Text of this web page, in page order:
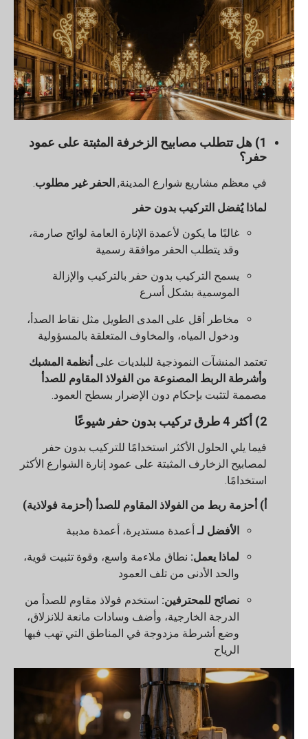
1) هل تتطلب مصابيح الزخرفة المثبتة على عمود
حفر؟
في معظم مشاريع شوارع المدينة,الحفر غير مطلوب.
لماذا يُفضل التركيب بدون حفر
غالبًا ما يكون لأعمدة الإنارة العامة لوائح صارمة،
وقد يتطلب الحفر موافقة رسمية
يسمح التركيب بدون حفر بالتركيب والإزالة
الموسمية بشكل أسرع
مخاطر أقل على المدى الطويل مثل نقاط الصدأ،
ودخول المياه، والمخاوف المتعلقة بالمسؤولية
تعتمد المنشآت النموذجية للبلديات علىأنظمة المشبك
وأشرطة الربط المصنوعة من الفولاذ المقاوم للصدأ
مصممة لتثبت بإحكام دون الإضرار بسطح العمود.
فيما يلي الحلول الأكثر استخدامًا للتركيب بدون حفر
لمصابيح الزخارف المثبتة على عمود إنارة الشوارع الأكثر
استخدامًا.
أ) أحزمة ربط من الفولاذ المقاوم للصدأ (أحزمة فولاذية)
الأفضل لـأعمدة مستديرة، أعمدة مدببة
لماذا يعمل:نطاق ملاءمة واسع، وقوة تثبيت قوية،
والحد الأدنى من تلف العمود
نصائح للمحترفين:استخدم فولاذ مقاوم للصدأ من
الدرجة الخارجية، وأضف وسادات مانعة للانزلاق،
وضع أشرطة مزدوجة في المناطق التي تهب فيها
الرياح